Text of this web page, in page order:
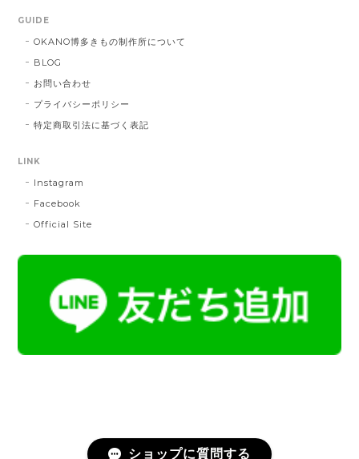
2025/05/26
2024/11/30
帯締 二分紐：鼡
NN：鼡
ださり、対応の早さにも感謝です。 素敵なお品をあり
がとうございました。
GUIDE
OKANO博多きもの制作所について
BLOG
お問い合わせ
プライバシーポリシー
特定商取引法に基づく表記
LINK
Instagram
Facebook
Official Site
ショップに質問する